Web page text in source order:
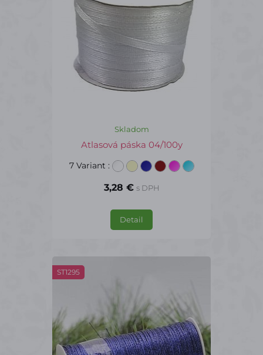
Skladom
Atlasová páska 04/100y
7 Variant :
3,28 € s DPH
Detail
ST1295